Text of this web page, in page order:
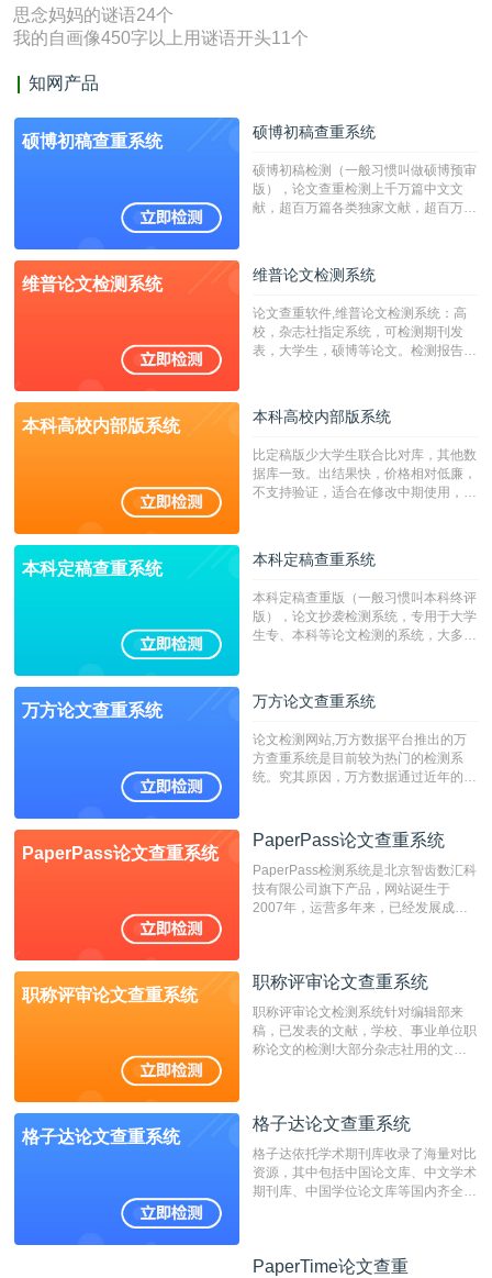
思念妈妈的谜语24个
我的自画像450字以上用谜语开头11个
知网产品
硕博初稿查重系统 硕博初稿查重系统
硕博初稿检测（一般习惯叫做硕博预审
版），论文查重检测上千万篇中文文
献，超百万篇各类独家文献，超百万港
校用来检测硕博论文的系统，检测范围
广，数据来源真实，检测算法合理!本
字符数30万）
维普论文检测系统 维普论文检测系统
论文查重软件,维普论文检测系统：高
校，杂志社指定系统，可检测期刊发
表，大学生，硕博等论文。检测报告支
本科高校内部版系统 本科高校内部版系统
比定稿版少大学生联合比对库，其他数
据库一致。出结果快，价格相对低廉，
不支持验证，适合在修改中期使用，定
本科定稿查重系统 本科定稿查重系统
本科定稿查重版（一般习惯叫本科终评
版），论文抄袭检测系统，专用于大学
生专、本科等论文检测的系统，大多数
万方论文查重系统 万方论文查重系统
论文检测网站,万方数据平台推出的万
方查重系统是目前较为热门的检测系
统。究其原因，万方数据通过近年的发
检测系统，其真实性和权威性无可厚
非。其次，相对于知网而言，万方检测
费用少，上手容易，是学生初次论文查
重的推荐系统。
PaperPass论文查重系统
PaperPass论文查重系统
PaperPass检测系统是北京智齿数汇科
技有限公司旗下产品，网站诞生于
2007年，运营多年来，已经发展成为
检测速度快、精度高，市场反映良好。
职称评审论文查重系统
职称评审论文查重系统
职称评审论文检测系统针对编辑部来
稿，已发表的文献，学校、事业单位职
称论文的检测!大部分杂志社用的文献
编辑部检测来稿和已发表的文献,检测
测时注意填写第一作者,才能排除已发
表文献复制比。（限制字符数1万）
格子达论文查重系统
格子达论文查重系统
格子达依托学术期刊库收录了海量对比
资源，其中包括中国论文库、中文学术
期刊库、中国学位论文库等国内齐全的
系统，可检测中文、英文两种语言的论
PaperTime论文查重